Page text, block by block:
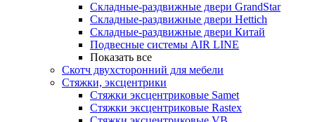
Складные-раздвижные двери GrandStar
Складные-раздвижные двери Hettich
Складные-раздвижные двери Китай
Подвесные системы AIR LINE
Показать все
Скотч двухсторонний для мебели
Стяжки, эксцентрики
Cтяжки эксцентриковые Samet
Стяжки эксцентриковые Rastex